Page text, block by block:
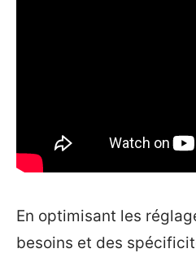
En optimisant les
besoins et des